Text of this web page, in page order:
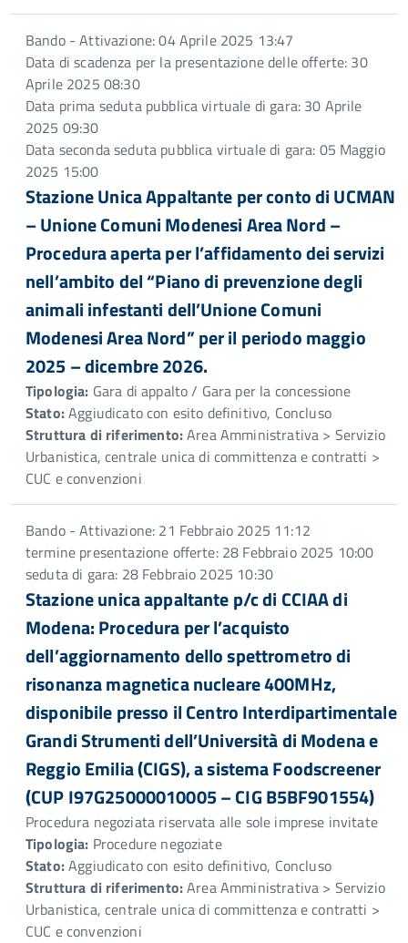
Bando - Attivazione: 04 Aprile 2025 13:47
Data di scadenza per la presentazione delle offerte: 30
Aprile 2025 08:30
Data prima seduta pubblica virtuale di gara: 30 Aprile
2025 09:30
Data seconda seduta pubblica virtuale di gara: 05 Maggio
2025 15:00
Stazione Unica Appaltante per conto di UCMAN
– Unione Comuni Modenesi Area Nord –
Procedura aperta per l’affidamento dei servizi
nell’ambito del “Piano di prevenzione degli
animali infestanti dell’Unione Comuni
Modenesi Area Nord” per il periodo maggio
2025 – dicembre 2026.
Tipologia: Gara di appalto / Gara per la concessione
Stato:Aggiudicato con esito definitivo, Concluso
Struttura di riferimento:Area Amministrativa > Servizio
Urbanistica, centrale unica di committenza e contratti >
CUC e convenzioni
Bando - Attivazione: 21 Febbraio 2025 11:12
termine presentazione offerte: 28 Febbraio 2025 10:00
seduta di gara: 28 Febbraio 2025 10:30
Stazione unica appaltante p/c di CCIAA di
Modena: Procedura per l’acquisto
dell’aggiornamento dello spettrometro di
risonanza magnetica nucleare 400MHz,
disponibile presso il Centro Interdipartimentale
Grandi Strumenti dell’Università di Modena e
Reggio Emilia (CIGS), a sistema Foodscreener
(CUP I97G25000010005 – CIG B5BF901554)
Procedura negoziata riservata alle sole imprese invitate
Tipologia: Procedure negoziate
Stato:Aggiudicato con esito definitivo, Concluso
Struttura di riferimento:Area Amministrativa > Servizio
Urbanistica, centrale unica di committenza e contratti >
CUC e convenzioni